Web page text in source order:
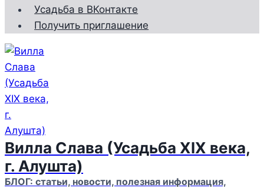
Усадьба в ВКонтакте
Получить приглашение
Вилла Слава (Усадьба XIX века,
г. Алушта)
БЛОГ: статьи, новости, полезная информация,